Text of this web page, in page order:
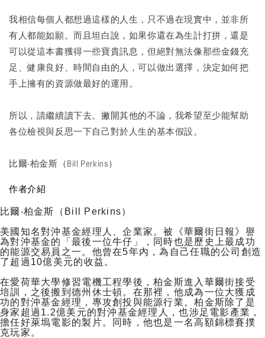
我相信每個人都想過這樣的人生，只不過在現實中，並非所
有人都能如願。而且坦白說，如果你還在為生計打拼，還是
可以從這本書獲得一些寶貴訊息，但絕對無法像那些金錢充
足、健康良好、時間自由的人，可以做出選擇，決定如何把
手上擁有的資源做最好的運用。
所以，請繼續讀下去。撇開其他的不論，我希望至少能幫助
各位檢視與反思一下自己對於人生的基本假設。
比爾‧柏金斯（Bill Perkins）
作者介紹
比爾‧柏金斯（Bill Perkins）
美國知名對沖基金經理人、企業家。被《華爾街日報》譽
為對沖基金的「最後一位牛仔」，同時也是歷史上最成功
的能源交易員之一。他曾在5年內，為自己任職的公司創造
了超過10億美元的收益。
在愛荷華大學修習電機工程學後，柏金斯進入華爾街接受
培訓，之後搬到德州休士頓。在那裡，他成為一位大獲成
功的對沖基金經理，專攻創投與能源行業。柏金斯除了是
身家超過1.2億美元的對沖基金經理人，也涉足電影產業，
擔任好萊塢電影的製片。同時，他也是一名高額錦標賽撲
克玩家。